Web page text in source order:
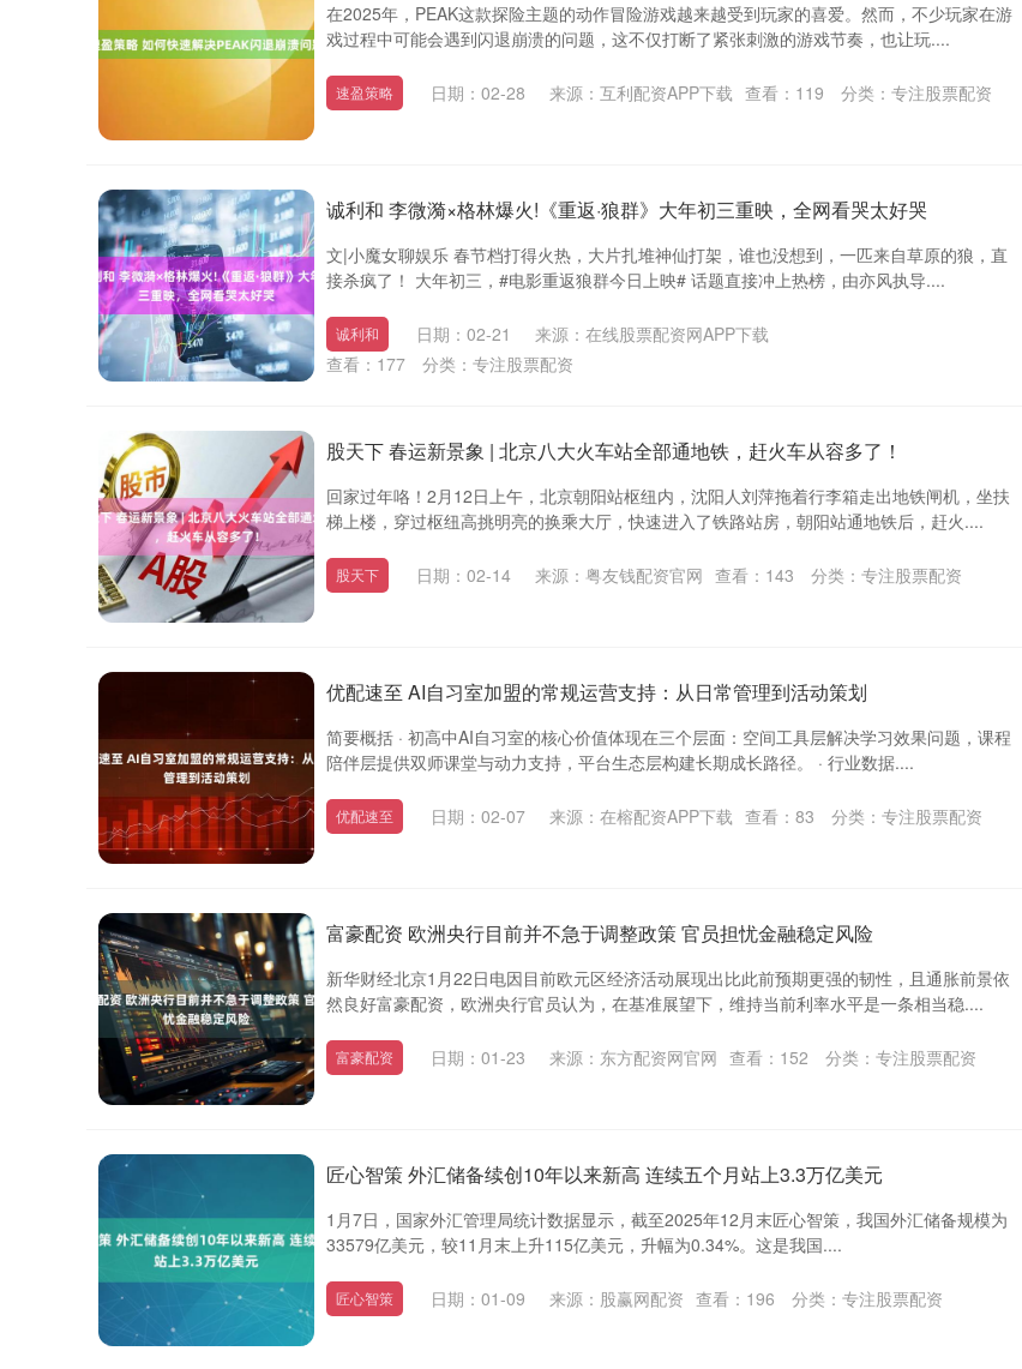
在2025年，PEAK这款探险主题的动作冒险游戏越来越受到玩家的喜爱。然而，不少玩家在游
戏过程中可能会遇到闪退崩溃的问题，这不仅打断了紧张刺激的游戏节奏，也让玩....
速盈策略 日期：02-28 来源：互利配资APP下载 查看： 119 分类： 专注股票配资
诚利和 李微漪×格林爆火!《重返·狼群》大年初三重映，全网看哭太好哭
文|小魔女聊娱乐 春节档打得火热，大片扎堆神仙打架，谁也没想到，一匹来自草原的狼，直
接杀疯了！ 大年初三，#电影重返狼群今日上映# 话题直接冲上热榜，由亦风执导....
诚利和 日期：02-21
来源：在线股票配资网APP下载
查看： 177 分类： 专注股票配资
股天下 春运新景象 | 北京八大火车站全部通地铁，赶火车从容多了！
回家过年咯！2月12日上午，北京朝阳站枢纽内，沈阳人刘萍拖着行李箱走出地铁闸机，坐扶
梯上楼，穿过枢纽高挑明亮的换乘大厅，快速进入了铁路站房，朝阳站通地铁后，赶火....
股天下 日期：02-14 来源：粤友钱配资官网 查看： 143 分类： 专注股票配资
优配速至 AI自习室加盟的常规运营支持：从日常管理到活动策划
简要概括 · 初高中AI自习室的核心价值体现在三个层面：空间工具层解决学习效果问题，课程
陪伴层提供双师课堂与动力支持，平台生态层构建长期成长路径。 · 行业数据....
优配速至 日期：02-07 来源：在榕配资APP下载 查看： 83 分类： 专注股票配资
富豪配资 欧洲央行目前并不急于调整政策 官员担忧金融稳定风险
新华财经北京1月22日电因目前欧元区经济活动展现出比此前预期更强的韧性，且通胀前景依
然良好富豪配资，欧洲央行官员认为，在基准展望下，维持当前利率水平是一条相当稳....
富豪配资 日期：01-23 来源：东方配资网官网 查看： 152 分类： 专注股票配资
匠心智策 外汇储备续创10年以来新高 连续五个月站上3.3万亿美元
1月7日，国家外汇管理局统计数据显示，截至2025年12月末匠心智策，我国外汇储备规模为
33579亿美元，较11月末上升115亿美元，升幅为0.34%。这是我国....
匠心智策 日期：01-09 来源：股赢网配资 查看： 196 分类： 专注股票配资